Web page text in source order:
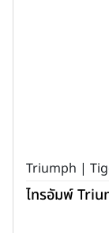
Triumph |
ไทรอัมพ์